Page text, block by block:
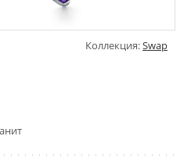
Коллекция:Swap